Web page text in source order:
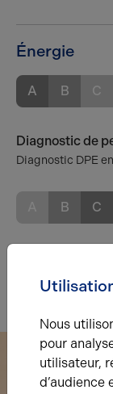
Énergie
A B C
Diagnostic de
Diagnostic DPE
B C
Diagnostic GES
Nous
pour
utilisateur,
d’audience